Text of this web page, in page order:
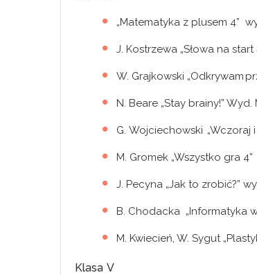
„Matematyka z plusem 4”
J. Kostrzewa „Słowa na
W. Grajkowski „Odkrywam
N. Beare „Stay brainy!”
G. Wojciechowski „Wczoraj
M. Gromek „Wszystko gra
J. Pecyna „Jak to zrobić?”
B. Chodacka „Informatyka
M. Kwiecień, W. Sygut
Klasa V